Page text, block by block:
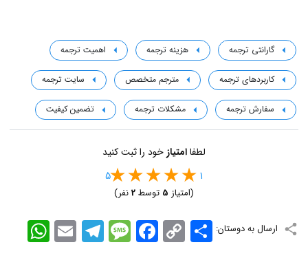
گارانتی ترجمه هزینه ترجمه اهمیت ترجمه
کاربردهای ترجمه مترجم متخصص سایت ترجمه
سفارش ترجمه مشکلات ترجمه تضمین کیفیت
لطفاامتیاز خود را ثبت کنید
1
5
(امتیاز 5 توسط2نفر)
ارسال به دوستان: WhatsApp EmailTelegramMessageFacebook Copy
Link
اشتراک